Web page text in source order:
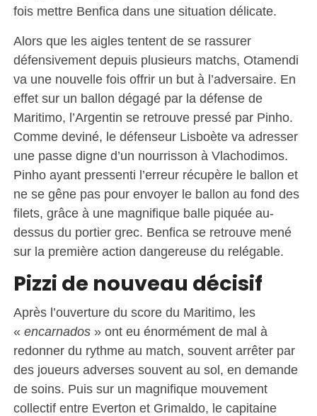
fois mettre Benfica dans une situation délicate.
Alors que les aigles tentent de se rassurer
défensivement depuis plusieurs matchs, Otamendi
va une nouvelle fois offrir un but à l’adversaire. En
effet sur un ballon dégagé par la défense de
Maritimo, l’Argentin se retrouve pressé par Pinho.
Comme deviné, le défenseur Lisboète va adresser
une passe digne d’un nourrisson à Vlachodimos.
Pinho ayant pressenti l’erreur récupère le ballon et
ne se gêne pas pour envoyer le ballon au fond des
filets, grâce à une magnifique balle piquée au-
dessus du portier grec. Benfica se retrouve mené
sur la première action dangereuse du relégable.
Pizzi de nouveau décisif
Après l’ouverture du score du Maritimo, les
« encarnados » ont eu énormément de mal à
redonner du rythme au match, souvent arrêter par
des joueurs adverses souvent au sol, en demande
de soins. Puis sur un magnifique mouvement
collectif entre Everton et Grimaldo, le capitaine